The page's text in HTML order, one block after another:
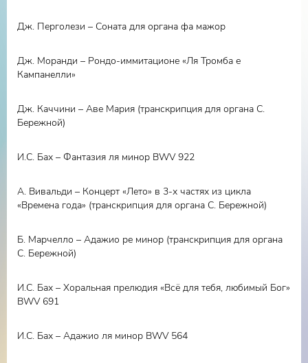
Дж. Перголези – Соната для органа фа мажор
Дж. Моранди – Рондо-иммитационе «Ля Тромба е
Кампанелли»
Дж. Каччини – Аве Мария (транскрипция для органа С.
Бережной)
И.С. Бах – Фантазия ля минор BWV 922
А. Вивальди – Концерт «Лето» в 3-х частях из цикла
«Времена года» (транскрипция для органа С. Бережной)
Б. Марчелло – Адажио ре минор (транскрипция для органа
С. Бережной)
И.С. Бах – Хоральная прелюдия «Всё для тебя, любимый Бог»
BWV 691
И.С. Бах – Адажио ля минор BWV 564